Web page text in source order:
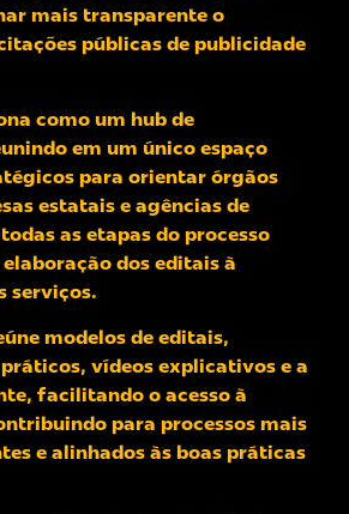
mais transparente o
públicas de publicidade
como um hub de
em um único espaço
para orientar órgãos
estatais e agências de
as etapas do processo
dos editais à
serviços.
modelos de editais,
vídeos explicativos e a
facilitando o acesso à
para processos mais
e alinhados às boas práticas